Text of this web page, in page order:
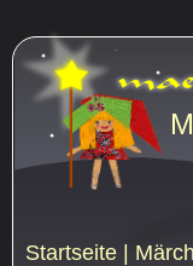
Startseite |